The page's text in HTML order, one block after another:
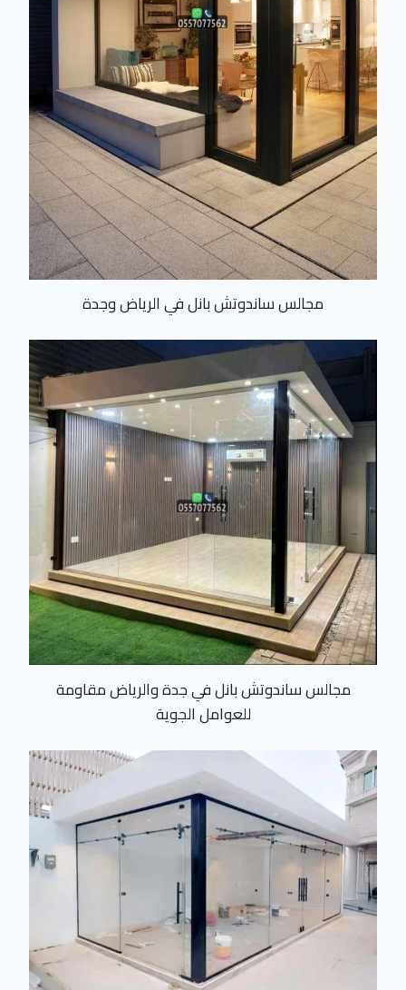
مجالس ساندوتش بانل في الرياض وجدة
مجالس ساندوتش بانل في جدة والرياض مقاومة
للعوامل الجوية